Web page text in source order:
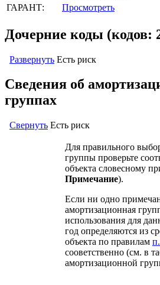
ГАРАНТ:
Просмотреть
Дочерние коды (кодов:
Развернуть Есть риск
Сведения об
группах
Свернуть Есть риск
Для правильного
группы проверьте
объекта словесному
Примечание).
Если ни одно
амортизационная
использования для
год определяются из
объекта по правилам
сооветственно (см. в
амортизационной